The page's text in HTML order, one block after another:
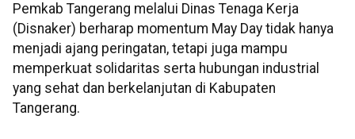
Pemkab Tangerang melalui Dinas Tenaga Kerja
(Disnaker) berharap momentum May Day tidak hanya
menjadi ajang peringatan, tetapi juga mampu
memperkuat solidaritas serta hubungan industrial
yang sehat dan berkelanjutan di Kabupaten
Tangerang.